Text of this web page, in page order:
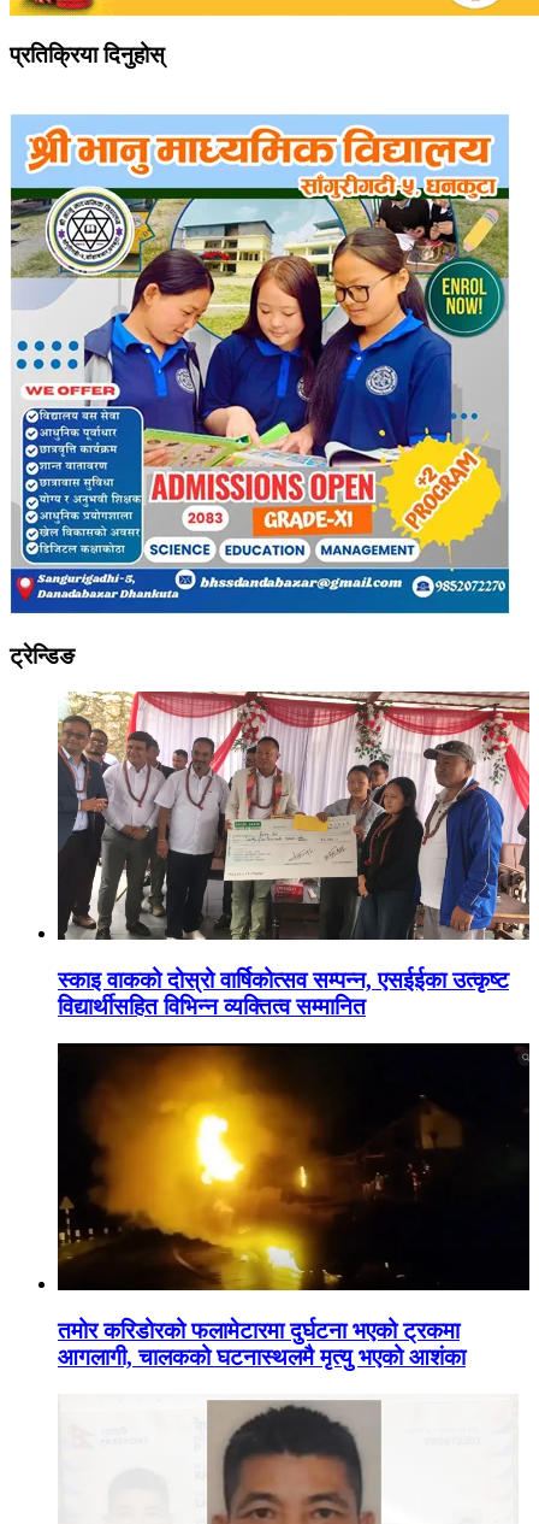
प्रतिक्रिया दिनुहोस्
ट्रेन्डिङ
स्काइ वाकको दोस्रो वार्षिकोत्सव सम्पन्न, एसईईका उत्कृष्ट
विद्यार्थीसहित विभिन्न व्यक्तित्व सम्मानित
तमोर करिडोरको फलामेटारमा दुर्घटना भएको ट्रकमा
आगलागी, चालकको घटनास्थलमै मृत्यु भएको आशंका